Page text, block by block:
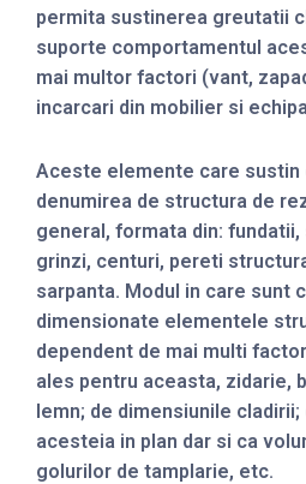
permita sustinerea greutatii
suporte comportamentul
mai multor factori (vant,
incarcari din mobilier si
Aceste elemente care
denumirea de structura de
general, formata din:
grinzi, centuri, pereti
sarpanta. Modul in care sunt
dimensionate elementele
dependent de mai multi
ales pentru aceasta, zidarie,
lemn; de dimensiunile
acesteia in plan dar si ca
golurilor de tamplarie, etc.